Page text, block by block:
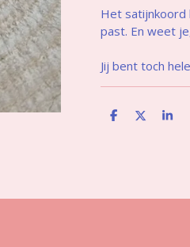
Het satijnkoord
past. En weet
Jij bent toch
D
D
S